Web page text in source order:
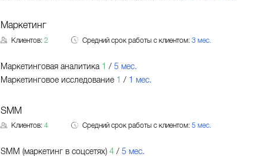
Маркетинг
Клиентов:2 Средний срок работы с клиентом: 3 мес.
Маркетинговая аналитика 1 / 5 мес.
Маркетинговое исследование 1 / 1 мес.
SMM
Клиентов:4 Средний срок работы с клиентом: 5 мес.
SMM (маркетинг в соцсетях) 4/ 5 мес.